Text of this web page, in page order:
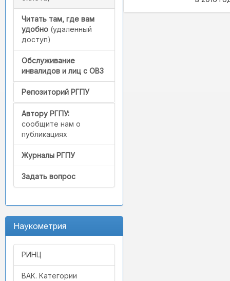
Читать там, где вам
удобно (удаленный
доступ)
Обслуживание
инвалидов и лиц с ОВЗ
Репозиторий РГПУ
Автору РГПУ:
сообщите нам о
публикациях
Журналы РГПУ
Задать вопрос
Наукометрия
РИНЦ
ВАК. Категории